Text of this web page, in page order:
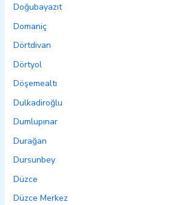
Doğubayazıt
Domaniç
Dörtdivan
Dörtyol
Döşemealtı
Dulkadiroğlu
Dumlupınar
Durağan
Dursunbey
Düzce
Düzce Merkez